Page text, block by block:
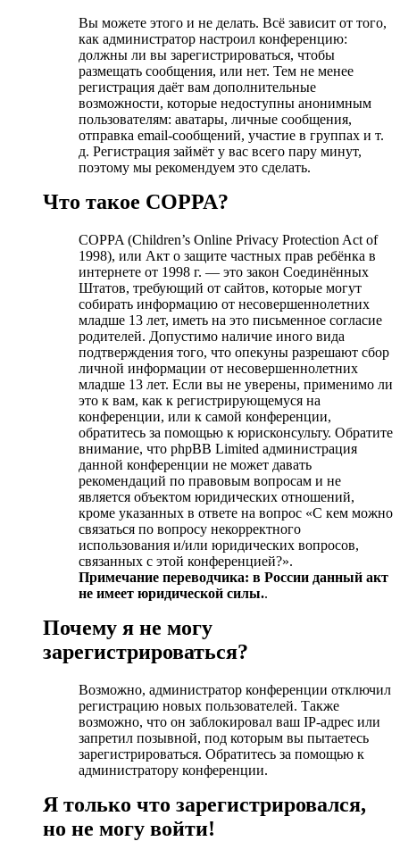
Вы можете этого и не делать. Всё зависит от того,
как администратор настроил конференцию:
должны ли вы зарегистрироваться, чтобы
размещать сообщения, или нет. Тем не менее
регистрация даёт вам дополнительные
возможности, которые недоступны анонимным
пользователям: аватары, личные сообщения,
отправка email-сообщений, участие в группах и т.
д. Регистрация займёт у вас всего пару минут,
поэтому мы рекомендуем это сделать.
Что такое COPPA?
COPPA (Children’s Online Privacy Protection Act of
1998), или Акт о защите частных прав ребёнка в
интернете от 1998 г. — это закон Соединённых
Штатов, требующий от сайтов, которые могут
собирать информацию от несовершеннолетних
младше 13 лет, иметь на это письменное согласие
родителей. Допустимо наличие иного вида
подтверждения того, что опекуны разрешают сбор
личной информации от несовершеннолетних
младше 13 лет. Если вы не уверены, применимо ли
это к вам, как к регистрирующемуся на
конференции, или к самой конференции,
обратитесь за помощью к юрисконсульту. Обратите
внимание, что phpBB Limited администрация
данной конференции не может давать
рекомендаций по правовым вопросам и не
является объектом юридических отношений,
кроме указанных в ответе на вопрос «С кем можно
связаться по вопросу некорректного
использования и/или юридических вопросов,
связанных с этой конференцией?».
Примечание переводчика: в России данный акт
не имеет юридической силы..
Почему я не могу
зарегистрироваться?
Возможно, администратор конференции отключил
регистрацию новых пользователей. Также
возможно, что он заблокировал ваш IP-адрес или
запретил позывной, под которым вы пытаетесь
зарегистрироваться. Обратитесь за помощью к
администратору конференции.
Я только что зарегистрировался,
но не могу войти!